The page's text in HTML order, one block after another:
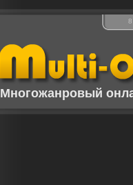
8
Многожанровый